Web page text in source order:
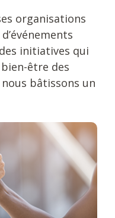
organisations
initiatives qui
être des
bâtissons un